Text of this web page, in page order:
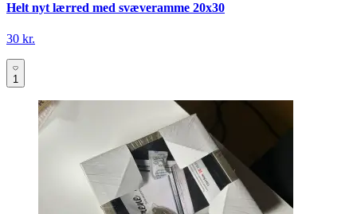
Helt nyt lærred med svæveramme 20x30
30 kr.
1